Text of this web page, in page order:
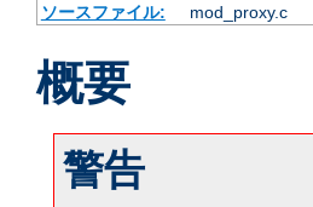
ソースファイル:
mod_proxy.c
概要
警告